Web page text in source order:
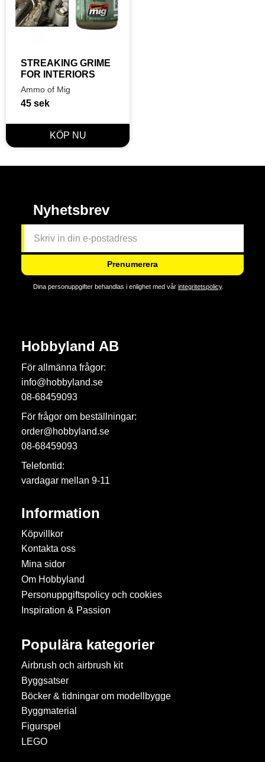
STREAKING GRIME
FOR INTERIORS
Ammo of Mig
45 sek
Nyhetsbrev
Prenumerera
Dina personuppgifter behandlas i enlighet med vår integritetspolicy.
Hobbyland AB
För allmänna frågor:
info@hobbyland.se
08-68459093
För frågor om beställningar:
order@hobbyland.se
08-68459093
Telefontid:
vardagar mellan 9-11
Information
Köpvillkor
Kontakta oss
Mina sidor
Om Hobbyland
Personuppgiftspolicy och cookies
Inspiration & Passion
Populära kategorier
Airbrush och airbrush kit
Byggsatser
Böcker & tidningar om modellbygge
Byggmaterial
Figurspel
LEGO